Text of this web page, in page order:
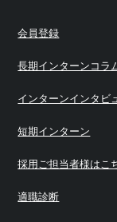
会員登録
長期インターンコラ
インターンインタビ
短期インターン
採用ご担当者様はこ
適職診断